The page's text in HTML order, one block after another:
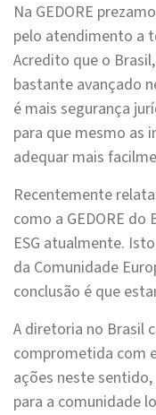
Na GEDORE
pelo atendimento a
Acredito que o
bastante avançado
é mais segurança
para que mesmo as
adequar mais
Recentemente
como a GEDORE
ESG atualmente.
da Comunidade
conclusão é que
A diretoria no Brasil
comprometida com
ações neste
para a comunidade